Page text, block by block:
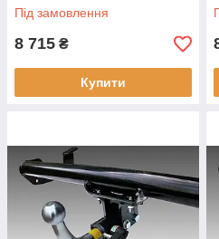
Під замовлення
8 715 ₴
Купити